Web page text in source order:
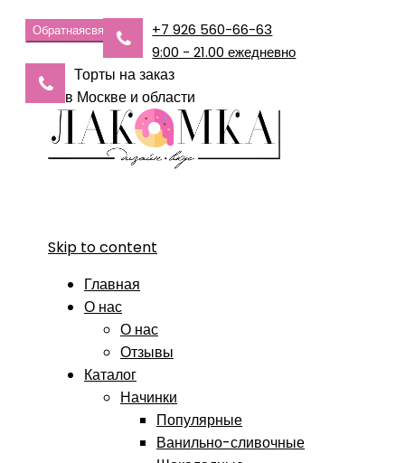
Обратнаясвязь
+7 926 560-66-63
9:00 - 21.00 ежедневно
Торты на заказ
в Москве и области
Skip to content
Главная
О нас
О нас
Отзывы
Каталог
Начинки
Популярные
Ванильно-сливочные